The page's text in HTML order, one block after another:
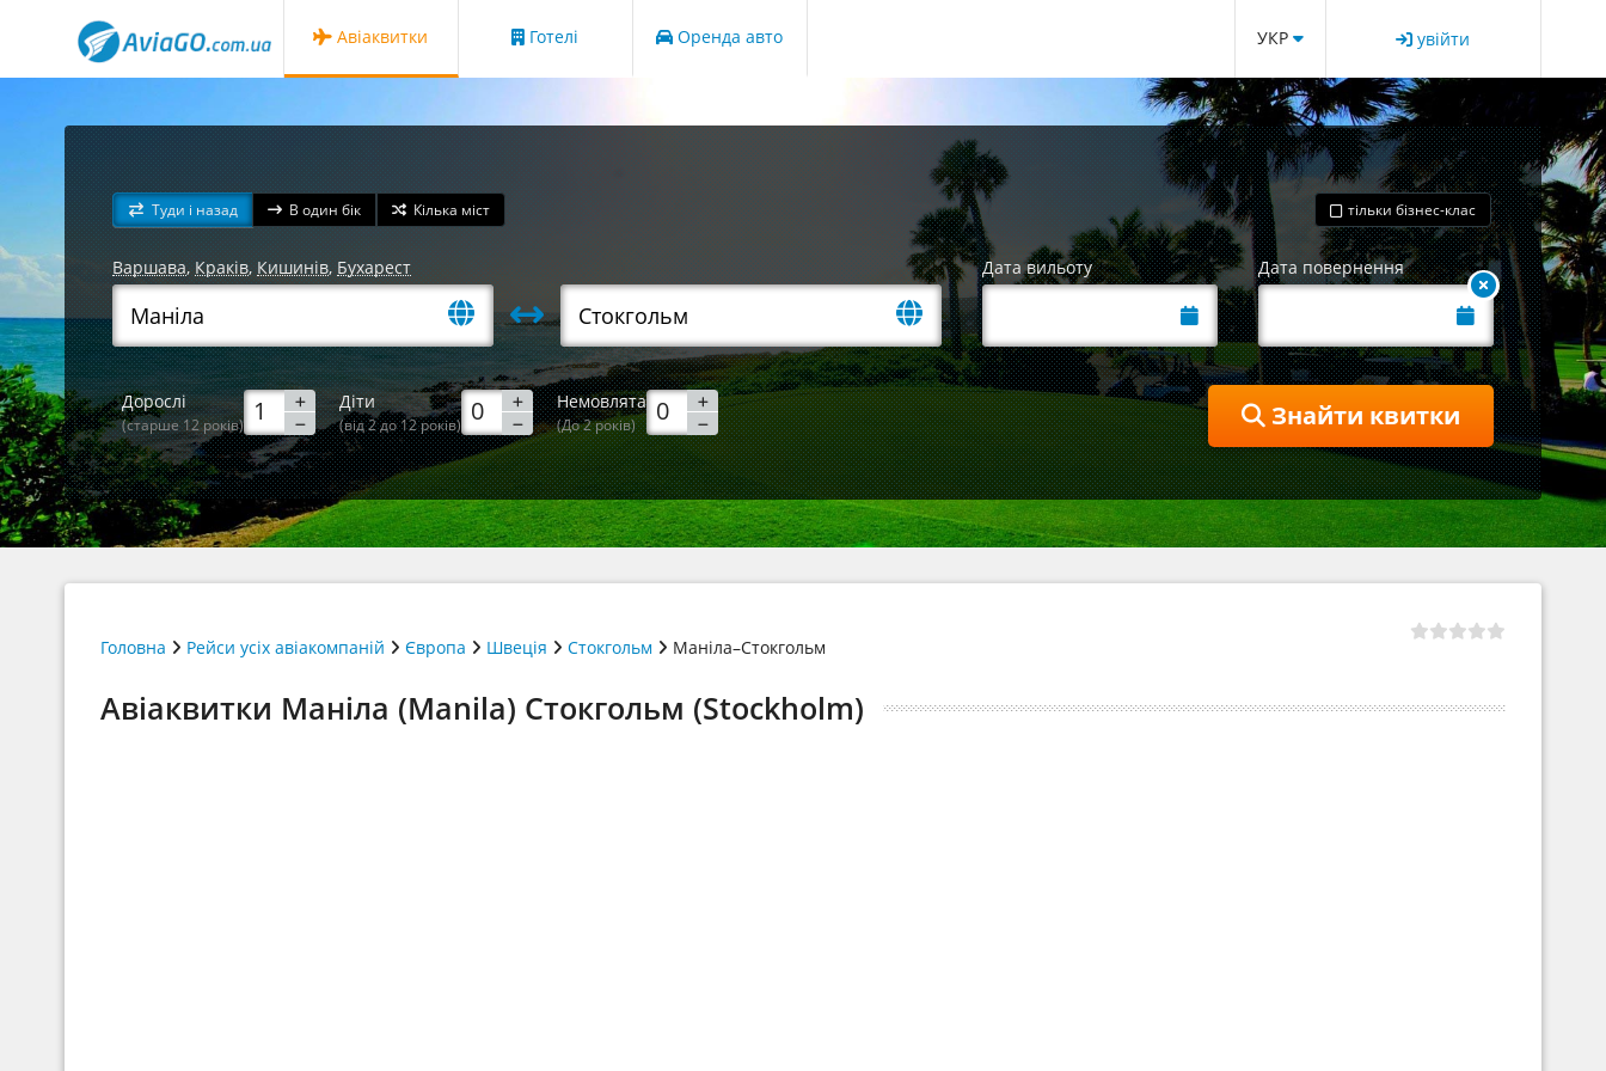
Авіаквитки Готелі Оренда авто УКР увійти
Туди і назад В один бік Кілька міст тільки бізнес-клас
Варшава,Краків, Кишинів, Бухарест Дата вильоту Дата повернення
Дорослі
(старше 12 років)
Діти
(від 2 до 12 років)
Немовлята
(До 2 років) Знайти квитки
Головна Рейси усіх авіакомпаній Європа Швеція Стокгольм Маніла–Стокгольм
Авіаквитки Маніла (Manila) Стокгольм (Stockholm)